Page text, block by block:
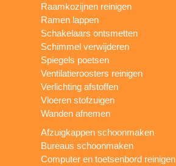
Raamkozijnen reinigen
Ramen lappen
Schakelaars ontsmetten
Schimmel verwijderen
Spiegels poetsen
Ventilatieroosters reinigen
Verlichting afstoffen
Vloeren stofzuigen
Wanden afnemen
Afzuigkappen schoonmaken
Bureaus schoonmaken
Computer en toetsenbord reinigen